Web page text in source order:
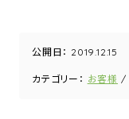
公開日： 2019.12.15
カテゴリー： お客様